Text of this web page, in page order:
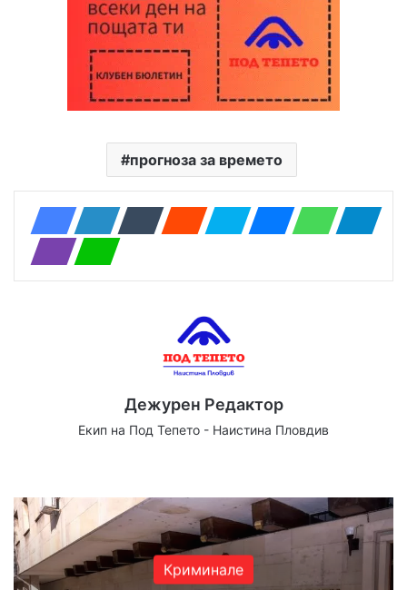
прогноза за времето
Дежурен Редактор
Екип на Под Тепето - Наистина Пловдив
Криминале